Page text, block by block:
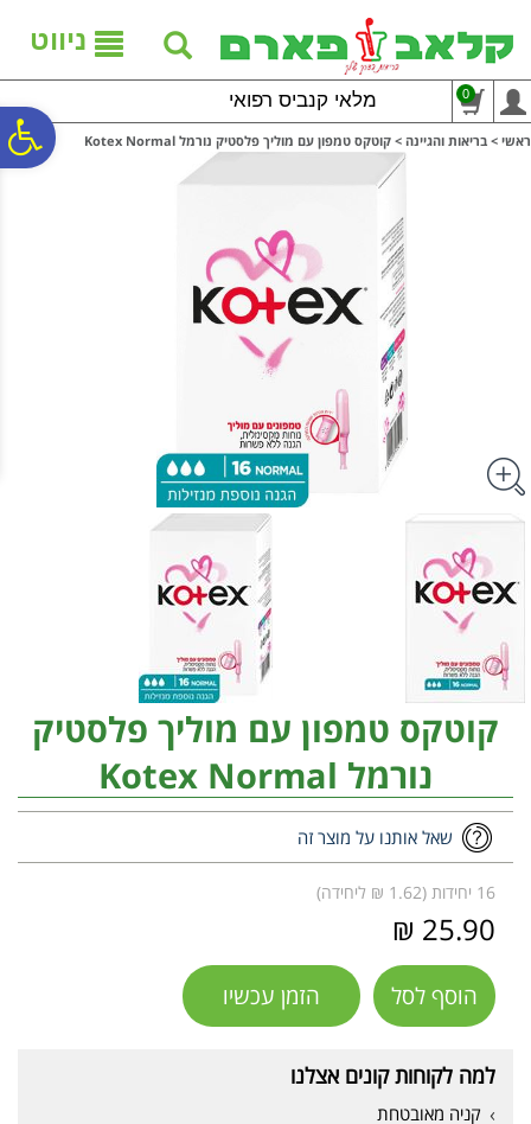
נגישות
אתר
המרכזי
ניווט
מלאי קנביס רפואי 0
ראשי > בריאות והגיינה > קוטקס טמפון עם מוליך פלסטיק נורמל Kotex Normal
קוטקס טמפון עם מוליך פלסטיק
נורמל Kotex Normal
שאל אותנו על מוצר זה
16 יחידות (1.62 ₪ ליחידה)
25.90 ₪
הוסף לסל הזמן עכשיו
למה לקוחות קונים אצלנו
קניה מאובטחת